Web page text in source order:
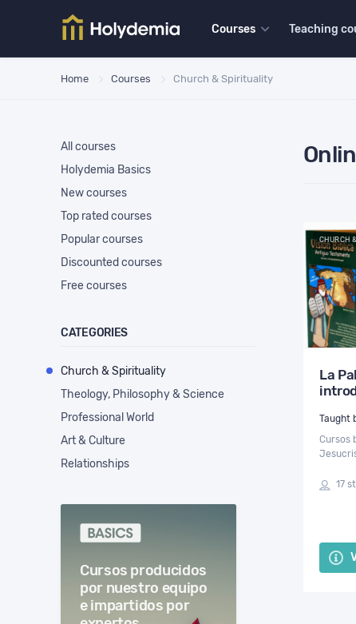
Courses Teaching
Home Courses Church & Spirituality
All courses
Holydemia Basics
New courses
Top rated courses
Popular courses
Discounted courses
Free courses
CATEGORIES
Church & Spirituality
Theology, Philosophy & Science
Professional World
Art & Culture
Relationships
Cursos producidos
por nuestro equipo
e impartidos por
CHURCH
La
Cursos
desde
17